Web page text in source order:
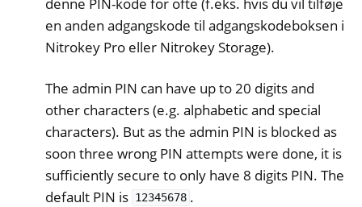
en anden adgangskode til adgangskodeboksen i
Nitrokey Pro eller Nitrokey Storage).
The admin PIN can have up to 20 digits and
other characters (e.g. alphabetic and special
characters). But as the admin PIN is blocked as
soon three wrong PIN attempts were done, it is
sufficiently secure to only have 8 digits PIN. The
default PIN is 12345678 .